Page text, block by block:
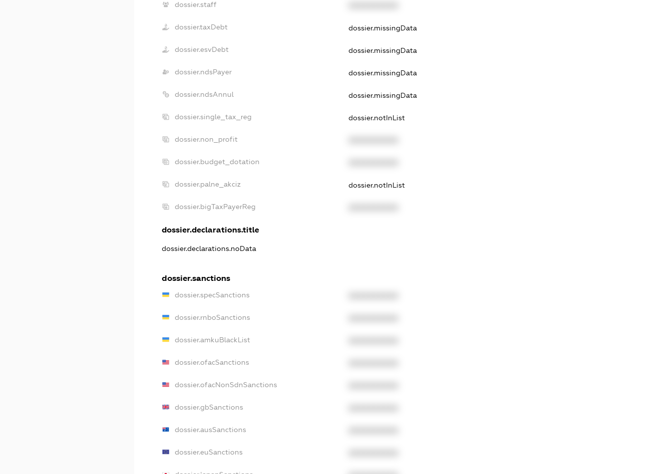
dossier.staff
dossier.taxDebt dossier.missingData
dossier.esvDebt dossier.missingData
dossier.ndsPayer dossier.missingData
dossier.ndsAnnul dossier.missingData
dossier.single_tax_reg dossier.notInList
dossier.non_profit
dossier.budget_dotation
dossier.palne_akciz dossier.notInList
dossier.bigTaxPayerReg
dossier.declarations.title
dossier.declarations.noData
dossier.sanctions
dossier.specSanctions
dossier.rnboSanctions
dossier.amkuBlackList
dossier.ofacSanctions
dossier.ofacNonSdnSanctions
dossier.gbSanctions
dossier.ausSanctions
dossier.euSanctions